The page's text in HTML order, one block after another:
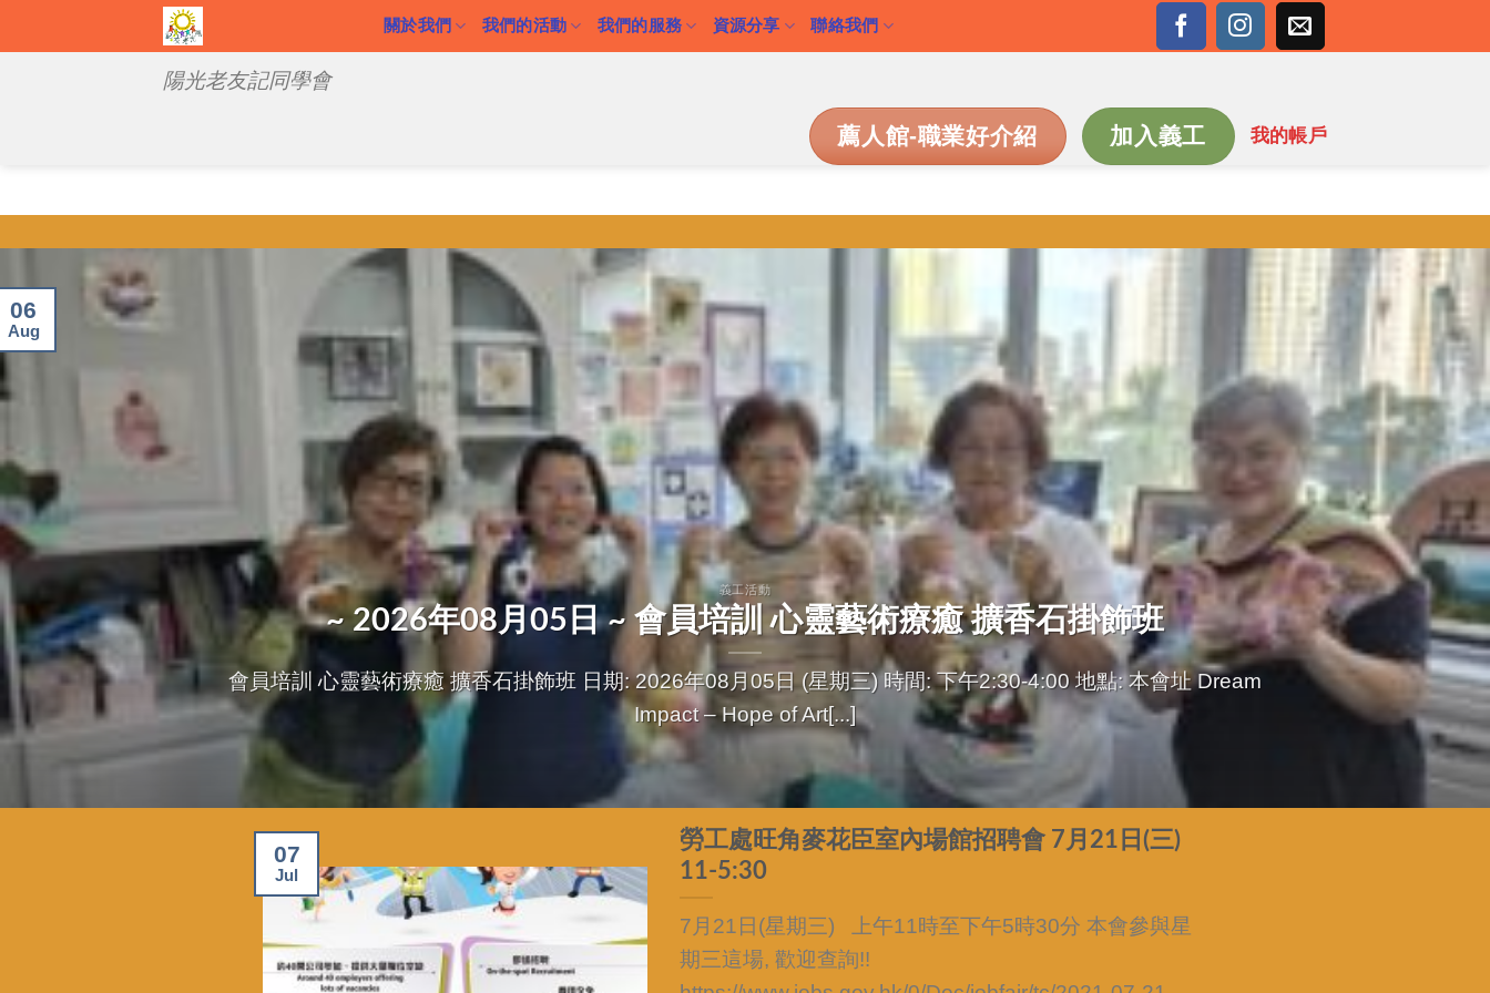
to
陽光老友記同學會
關於我們 我們的活動 我們的服務 資源分享 聯絡我們
薦人館-職業好介紹 加入義工 我的帳戶
義工活動
~ 2026年08月05日 ~ 會員培訓 心靈藝術療癒 擴香石掛飾班
會員培訓 心靈藝術療癒 擴香石掛飾班 日期: 2026年08月05日 (星期三) 時間: 下午2:30-4:00 地點: 本會址 Dream
Impact – Hope of Art[...]
06
Aug
勞工處旺角麥花臣室內場館招聘會 7月21日(三)
11-5:30
7月21日(星期三) 上午11時至下午5時30分 本會參與星
期三這場, 歡迎查詢!!
07
Jul